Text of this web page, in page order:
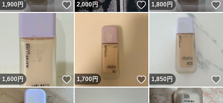
1,900円 いいね！
2,000円 いいね！
1,800円
1,600円 いいね！
1,700円 いいね！
1,850円